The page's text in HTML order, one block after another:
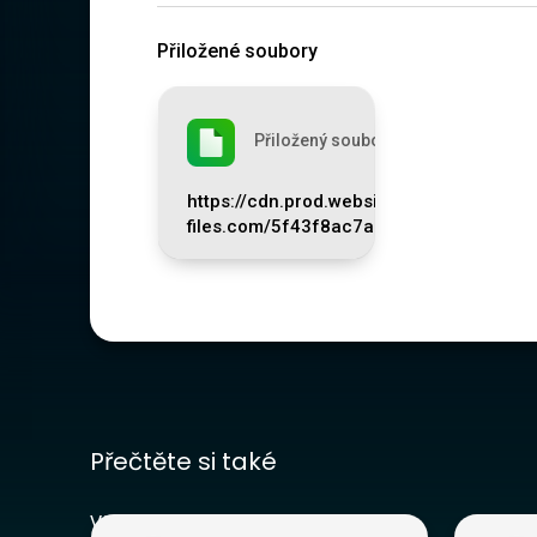
Přiložené soubory
Přiložený soubor
https://cdn.prod.website-
files.com/5f43f8ac7aa7b9613d221c8e/
Přečtěte si také
Vše